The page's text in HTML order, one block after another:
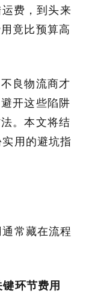
费，到头来
竟比预算高
良物流商才
开这些陷阱
。本文将结
用的避坑指
常藏在流程
环节费用